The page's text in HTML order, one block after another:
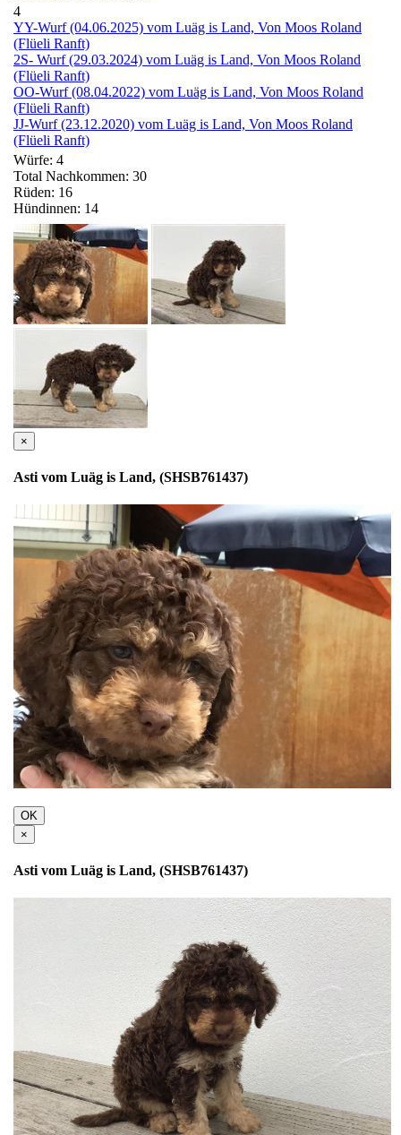
4
YY-Wurf (04.06.2025) vom Luäg is Land, Von Moos Roland
(Flüeli Ranft)
2S- Wurf (29.03.2024) vom Luäg is Land, Von Moos Roland
(Flüeli Ranft)
OO-Wurf (08.04.2022) vom Luäg is Land, Von Moos Roland
(Flüeli Ranft)
JJ-Wurf (23.12.2020) vom Luäg is Land, Von Moos Roland
(Flüeli Ranft)
Würfe: 4
Total Nachkommen: 30
Rüden: 16
Hündinnen: 14
×
Asti vom Luäg is Land, (SHSB761437)
OK
×
Asti vom Luäg is Land, (SHSB761437)